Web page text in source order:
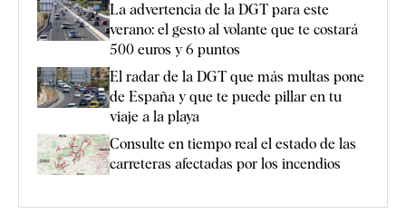
La advertencia de la DGT para este
verano: el gesto al volante que te costará
500 euros y 6 puntos
El radar de la DGT que más multas pone
de España y que te puede pillar en tu
viaje a la playa
Consulte en tiempo real el estado de las
carreteras afectadas por los incendios